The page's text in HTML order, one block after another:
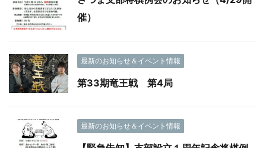
催）
最新のお知らせ＆イベント情報
第33期竜王戦 第4局
最新のお知らせ＆イベント情報